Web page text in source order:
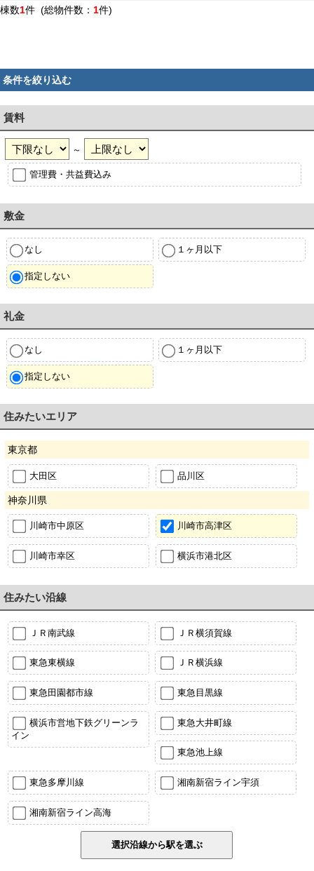
棟数1件 (総物件数： 1件)
条件を絞り込む
賃料
～
管理費・共益費込み
敷金
なし １ヶ月以下
指定しない
礼金
なし １ヶ月以下
指定しない
住みたいエリア
東京都
大田区 品川区
神奈川県
川崎市中原区 川崎市高津区
川崎市幸区 横浜市港北区
住みたい沿線
ＪＲ南武線 ＪＲ横須賀線
東急東横線 ＪＲ横浜線
東急田園都市線 東急目黒線
横浜市営地下鉄グリーンラ
イン
東急大井町線
東急池上線
東急多摩川線 湘南新宿ライン宇須
湘南新宿ライン高海